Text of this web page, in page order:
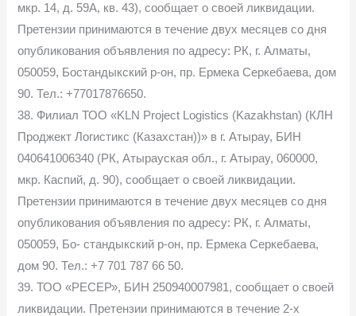
мкр. 14, д. 59А, кв. 43), сообщает о своей ликвидации.
Претензии принимаются в течение двух месяцев со дня
опубликования объявления по адресу: РК, г. Алматы,
050059, Бостандыкский р-он, пр. Ермека Серкебаева, дом
90. Тел.: +77017876650.
38. Филиал ТОО «KLN Project Logistics (Kazakhstan) (КЛН
Проджект Логистикс (Казахстан))» в г. Атырау, БИН
040641006340 (РК, Атырауская обл., г. Атырау, 060000,
мкр. Каспий, д. 90), сообщает о своей ликвидации.
Претензии принимаются в течение двух месяцев со дня
опубликования объявления по адресу: РК, г. Алматы,
050059, Бо- стандыкский р-он, пр. Ермека Серкебаева,
дом 90. Тел.: +7 701 787 66 50.
39. ТОО «РЕСЕР», БИН 250940007981, сообщает о своей
ликвидации. Претензии принимаются в течение 2-х